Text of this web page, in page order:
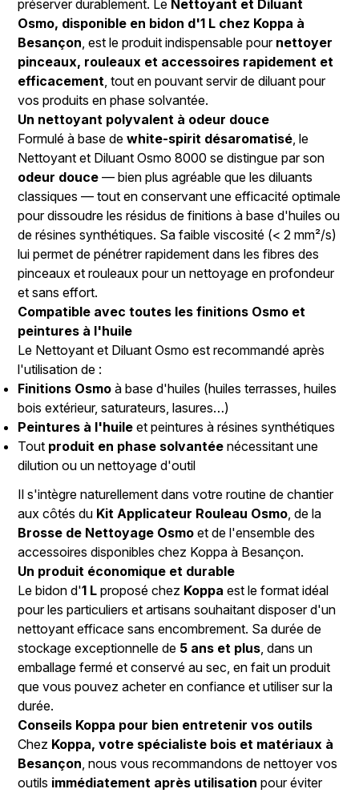
préserver durablement. Le Nettoyant et Diluant
Osmo, disponible en bidon d'1 L chez Koppa à
Besançon , est le produit indispensable pour nettoyer
pinceaux, rouleaux et accessoires rapidement et
efficacement , tout en pouvant servir de diluant pour
vos produits en phase solvantée.
Un nettoyant polyvalent à odeur douce
Formulé à base dewhite-spirit désaromatisé , le
Nettoyant et Diluant Osmo 8000 se distingue par son
odeur douce — bien plus agréable que les diluants
classiques — tout en conservant une efficacité optimale
pour dissoudre les résidus de finitions à base d'huiles ou
de résines synthétiques. Sa faible viscosité (< 2 mm²/s)
lui permet de pénétrer rapidement dans les fibres des
pinceaux et rouleaux pour un nettoyage en profondeur
et sans effort.
Compatible avec toutes les finitions Osmo et
peintures à l'huile
Le Nettoyant et Diluant Osmo est recommandé après
l'utilisation de :
Finitions Osmo à base d'huiles (huiles terrasses, huiles
bois extérieur, saturateurs, lasures…)
Peintures à l'huile et peintures à résines synthétiques
Tout produit en phase solvantée nécessitant une
dilution ou un nettoyage d'outil
Il s'intègre naturellement dans votre routine de chantier
aux côtés du Kit Applicateur Rouleau Osmo , de la
Brosse de Nettoyage Osmo et de l'ensemble des
accessoires disponibles chez Koppa à Besançon.
Un produit économique et durable
Le bidon d'1 L proposé chez Koppa est le format idéal
pour les particuliers et artisans souhaitant disposer d'un
nettoyant efficace sans encombrement. Sa durée de
stockage exceptionnelle de 5 ans et plus , dans un
emballage fermé et conservé au sec, en fait un produit
que vous pouvez acheter en confiance et utiliser sur la
durée.
Conseils Koppa pour bien entretenir vos outils
Chez Koppa, votre spécialiste bois et matériaux à
Besançon , nous vous recommandons de nettoyer vos
outils immédiatement après utilisation pour éviter